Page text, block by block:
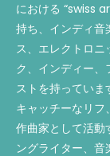
における “swiss
持ち、 インディ音
ス、 エレクトロニ
ク、 インディー、
ストを持っていま
キャッチーなリフ、
作曲家として活動
ングライター、 音